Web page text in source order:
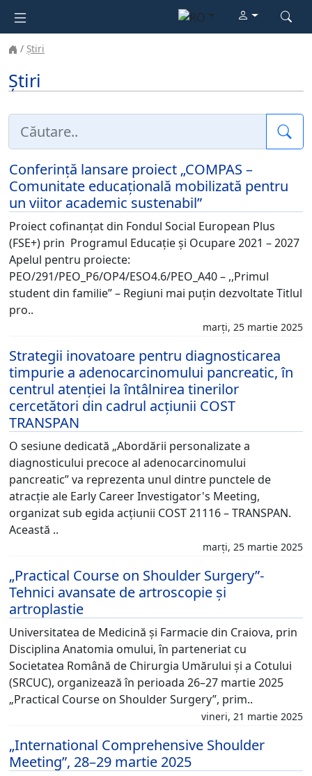
Știri
Știri
Conferință lansare proiect „COMPAS –
Comunitate educațională mobilizată pentru
un viitor academic sustenabil”
Proiect cofinanțat din Fondul Social European Plus
(FSE+) prin Programul Educație și Ocupare 2021 – 2027
Apelul pentru proiecte:
PEO/291/PEO_P6/OP4/ESO4.6/PEO_A40 – ,,Primul
student din familie” – Regiuni mai puțin dezvoltate Titlul
pro..
marți, 25 martie 2025
Strategii inovatoare pentru diagnosticarea
timpurie a adenocarcinomului pancreatic, în
centrul atenției la întâlnirea tinerilor
cercetători din cadrul acțiunii COST
TRANSPAN
O sesiune dedicată „Abordării personalizate a
diagnosticului precoce al adenocarcinomului
pancreatic” va reprezenta unul dintre punctele de
atracție ale Early Career Investigator's Meeting,
organizat sub egida acțiunii COST 21116 – TRANSPAN.
Această ..
marți, 25 martie 2025
„Practical Course on Shoulder Surgery”-
Tehnici avansate de artroscopie și
artroplastie
Universitatea de Medicină și Farmacie din Craiova, prin
Disciplina Anatomia omului, în parteneriat cu
Societatea Română de Chirurgia Umărului și a Cotului
(SRCUC), organizează în perioada 26–27 martie 2025
„Practical Course on Shoulder Surgery”, prim..
vineri, 21 martie 2025
„International Comprehensive Shoulder
Meeting”, 28–29 martie 2025